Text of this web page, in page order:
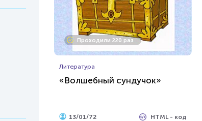
Проходили 220 раз
Литература
«Волшебный сундучок»
13/01/72 HTML - код